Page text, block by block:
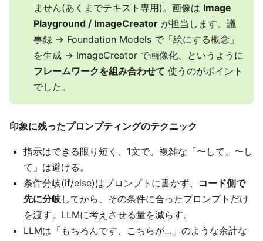
ません(あくまでテキスト専用)。画像は Image
Playground / ImageCreator が担当します。議
事録 → Foundation Models で「絵にする概念」
を生成 → ImageCreator で画像化、というように
フレームワークを組み合わせて 使うのがポイント
でした。
印象に残ったプロンプティングのテクニック
指示はできる限り短く、1文で。複雑な「〜して、〜し
て」は避ける。
条件分岐(if/else)はプロンプトに書かず、 コード側で
先に分岐してから、その条件に合ったプロンプトだけ
を渡す。LLMに考えさせる量を減らす。
LLMは「もちろんです、こちらが…」のような余計な